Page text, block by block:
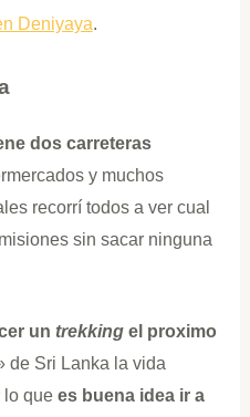
Deniyaya.
dos carreteras
y muchos
recorrí todos a ver cual
sin sacar ninguna
un trekkingel proximo
de Sri Lanka la vida
lo que es buena idea ir a